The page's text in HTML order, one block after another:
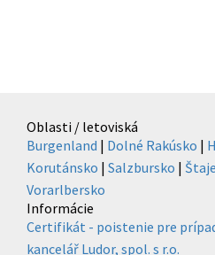
Oblasti / letoviská
Burgenland | Dolné Rakúsko |
Korutánsko | Salzbursko |
Vorarlbersko
Informácie
Certifikát - poistenie pre
kancelář Ludor, spol. s r.o.